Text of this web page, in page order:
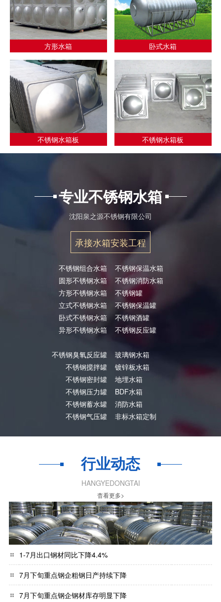
方形水箱 卧式水箱
不锈钢水箱板 不锈钢水箱板
专业不锈钢水箱
沈阳泉之源不锈钢有限公司
承接水箱安装工程
不锈钢组合水箱
圆形不锈钢水箱
方形不锈钢水箱
立式不锈钢水箱
卧式不锈钢水箱
异形不锈钢水箱
不锈钢臭氧反应罐
不锈钢搅拌罐
不锈钢密封罐
不锈钢压力罐
不锈钢蓄水罐
不锈钢气压罐
不锈钢保温水箱
不锈钢消防水箱
不锈钢罐
不锈钢保温罐
不锈钢酒罐
不锈钢反应罐
玻璃钢水箱
镀锌板水箱
地埋水箱
BDF水箱
消防水箱
非标水箱定制
行业动态
HANGYEDONGTAI
杳看更多>
1-7月出口钢材同比下降4.4%
7月下旬重点钢企粗钢日产持续下降
7月下旬重点钢企钢材库存明显下降